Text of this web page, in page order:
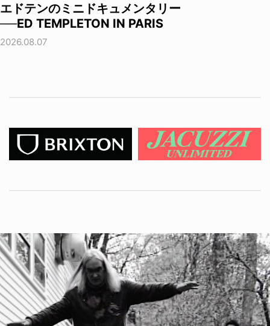
エドテンのミニドキュメンタリー
──ED TEMPLETON IN PARIS
2026.08.07